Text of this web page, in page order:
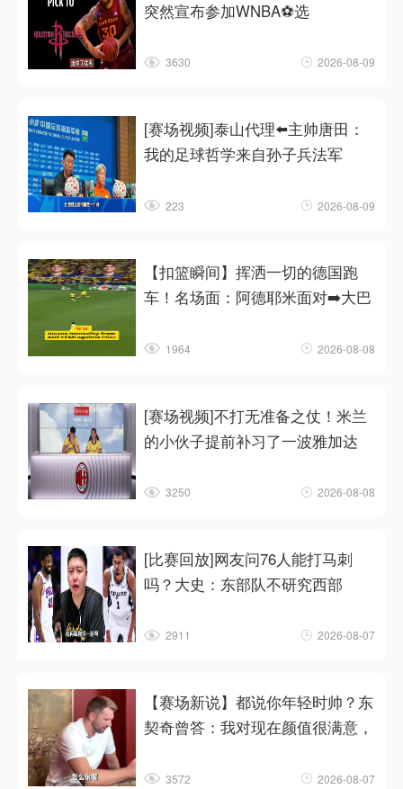
突然宣布参加WNBA⚽选
3630 2026-08-09
[赛场视频]泰山代理⬅️主帅唐田：
我的足球哲学来自孙子兵法军
223 2026-08-09
【扣篮瞬间】挥洒一切的德国跑
车！名场面：阿德耶米面对➡️大巴
1964 2026-08-08
[赛场视频]不打无准备之仗！米兰
的小伙子提前补习了一波雅加达
3250 2026-08-08
[比赛回放]网友问76人能打马刺
吗？大史：东部队不研究西部
2911 2026-08-07
【赛场新说】都说你年轻时帅？东
契奇曾答：我对现在颜值很满意，
3572 2026-08-07